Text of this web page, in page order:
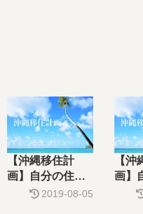
【沖縄移住計
画】自分の住む
家を探そう！！
2019-08-05
【沖
画】
家を